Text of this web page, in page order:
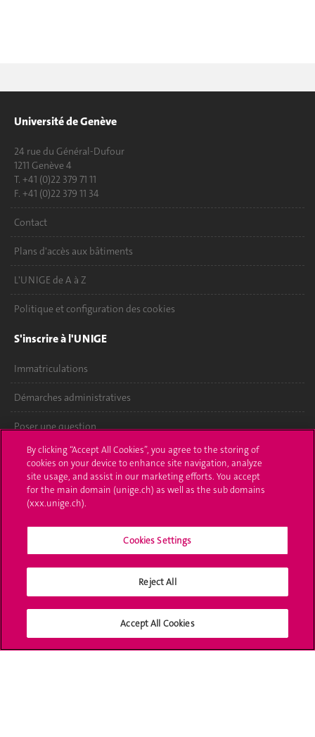
Université de Genève
24 rue du Général-Dufour
1211 Genève 4
T. +41 (0)22 379 71 11
F. +41 (0)22 379 11 34
Contact
Plans d'accès aux bâtiments
L'UNIGE de A à Z
Politique et configuration des cookies
S'inscrire à l'UNIGE
Immatriculations
Démarches administratives
Poser une question
L'UNIGE vous informe
UNIGE Mobile
Bibliothèque
Médias sociaux UNIGE
By clicking “Accept All Cookies”, you agree to the storing of
cookies on your device to enhance site navigation, analyze
site usage, and assist in our marketing efforts. You accept
for the main domain (unige.ch) as well as the sub domains
(xxx.unige.ch).
Cookies Settings
Reject All
Accept All Cookies